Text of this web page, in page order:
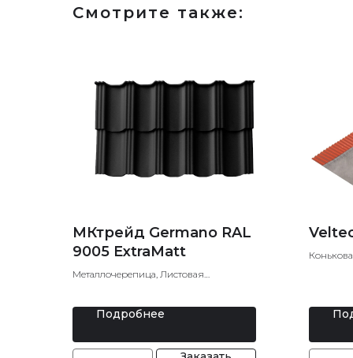
Смотрите также:
МКтрейд Germano RAL
9005 ExtraMatt
Металлочерепица, Листовая
Подробнее